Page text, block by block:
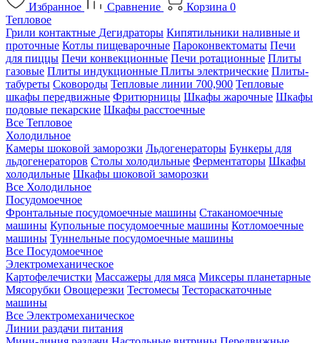
Избранное Сравнение Корзина 0
Тепловое
Грили контактные Дегидраторы Кипятильники наливные и
проточные Котлы пищеварочные Пароконвектоматы Печи
для пиццы Печи конвекционные Печи ротационные Плиты
газовые Плиты индукционные Плиты электрические Плиты-
табуреты Сковороды Тепловые линии 700,900 Тепловые
шкафы передвижные Фритюрницы Шкафы жарочные Шкафы
подовые пекарские Шкафы расстоечные
Все Тепловое
Холодильное
Камеры шоковой заморозки Льдогенераторы Бункеры для
льдогенераторов Столы холодильные Ферментаторы Шкафы
холодильные Шкафы шоковой заморозки
Все Холодильное
Посудомоечное
Фронтальные посудомоечные машины Стаканомоечные
машины Купольные посудомоечные машины Котломоечные
машины Туннельные посудомоечные машины
Все Посудомоечное
Электромеханическое
Картофелечистки Массажеры для мяса Миксеры планетарные
Мясорубки Овощерезки Тестомесы Тестораскаточные
машины
Все Электромеханическое
Линии раздачи питания